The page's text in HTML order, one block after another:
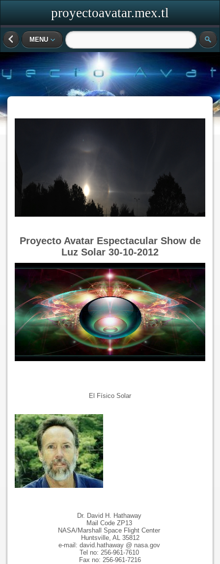
proyectoavatar.mex.tl
MENU
Proyecto Avatar Espectacular Show de
Luz Solar 30-10-2012
El Físico Solar
Dr. David H. Hathaway
Mail Code ZP13
NASA/Marshall Space Flight Center
Huntsville, AL 35812
e-mail: david.hathaway @ nasa.gov
Tel no: 256-961-7610
Fax no: 256-961-7216